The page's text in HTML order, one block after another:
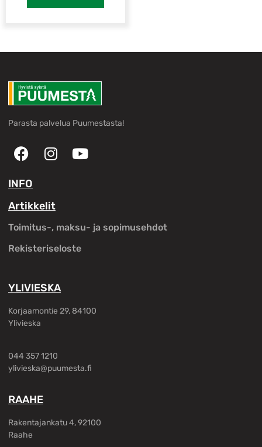
Parasta palvelua Puumestasta!
INFO
Artikkelit
Toimitus-, maksu- ja sopimusehdot
Rekisteriseloste
YLIVIESKA
Korjaamontie 29, 84100
Ylivieska
044 357 1210
ylivieska@puumesta.fi
RAAHE
Rakentajankatu 4, 92100
Raahe